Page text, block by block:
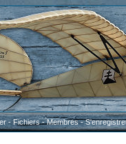
-Fichiers-Membres-